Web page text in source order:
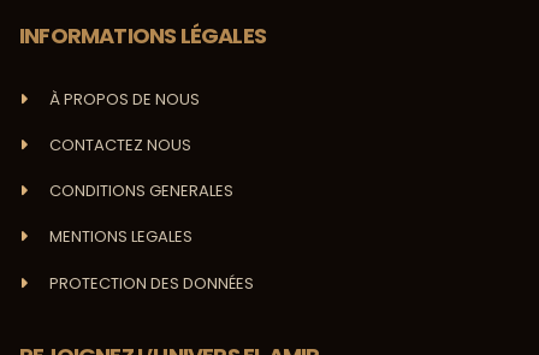
INFORMATIONS LÉGALES
À PROPOS DE NOUS
CONTACTEZ NOUS
CONDITIONS GENERALES
MENTIONS LEGALES
PROTECTION DES DONNÉES